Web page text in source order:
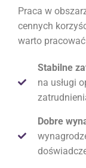
Praca w
cennych
warto
Stabilne
na usługi
Dobre